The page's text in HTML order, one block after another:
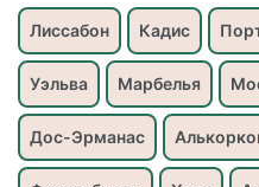
Лиссабон Кадис
Уэльва Марбелья
Дос-Эрманас